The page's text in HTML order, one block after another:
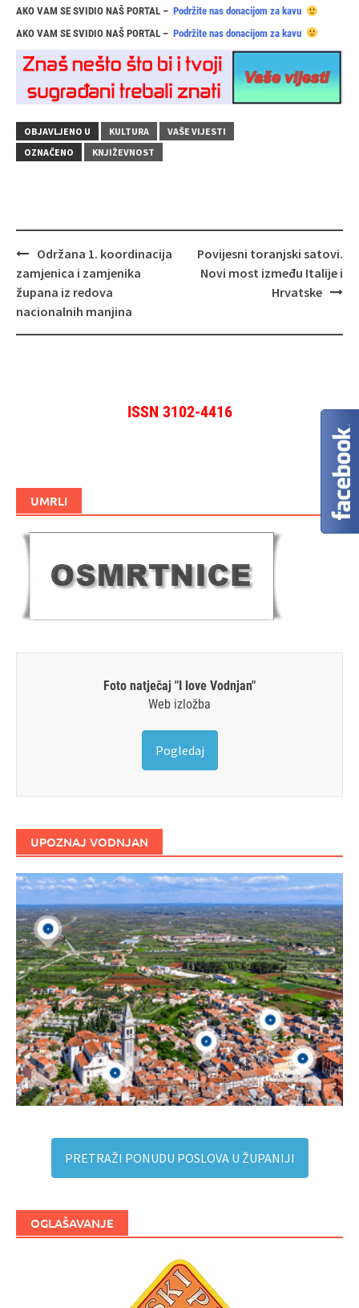
AKO VAM SE SVIDIO NAŠ PORTAL – Podržite nas donacijom za kavu
AKO VAM SE SVIDIO NAŠ PORTAL – Podržite nas donacijom za kavu
OBJAVLJENO U KULTURA
VAŠE VIJESTI
OZNAČENO
KNJIŽEVNOST
Navigacija
objava
Održana 1. koordinacija
zamjenica i zamjenika
župana iz redova
nacionalnih manjina
Povijesni toranjski satovi.
Novi most između Italije i
Hrvatske
ISSN 3102-4416
UMRLI
Foto natječaj "I love Vodnjan"
Web izložba
Pogledaj
UPOZNAJ VODNJAN
PRETRAŽI PONUDU POSLOVA U ŽUPANIJI
OGLAŠAVANJE